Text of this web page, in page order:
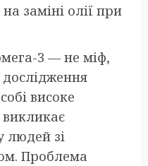
заміні олії при
3 — не міф,
дослідження
високе
людей зі
Проблема